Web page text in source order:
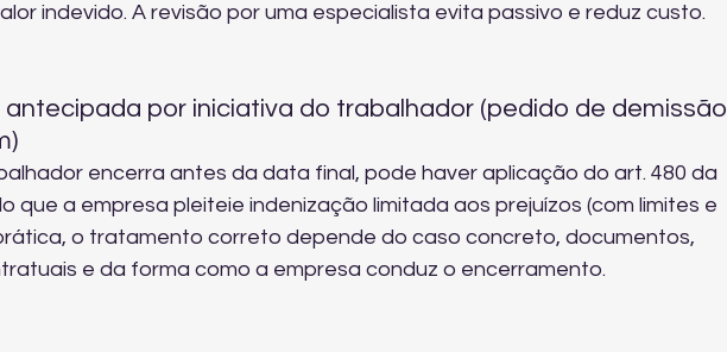
indevido. A revisão por uma especialista evita passivo e reduz custo.
antecipada por iniciativa do trabalhador (pedido de demissão
encerra antes da data final, pode haver aplicação do art. 480 da
que a empresa pleiteie indenização limitada aos prejuízos (com limites e
o tratamento correto depende do caso concreto, documentos,
e da forma como a empresa conduz o encerramento.